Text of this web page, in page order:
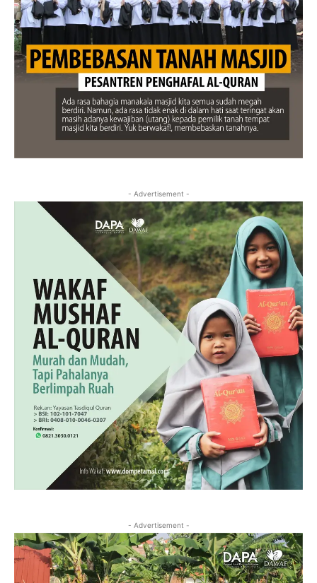
- Advertisement -
- Advertisement -